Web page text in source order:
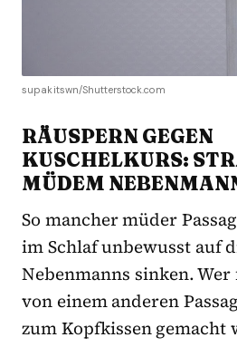
supakitswn/Shutterstock.com
RÄUSPERN GEGEN
KUSCHELKURS:
MÜDEM
So mancher müder
im Schlaf unbewusst auf
Nebenmanns sinken.
von einem anderen
zum Kopfkissen gemacht